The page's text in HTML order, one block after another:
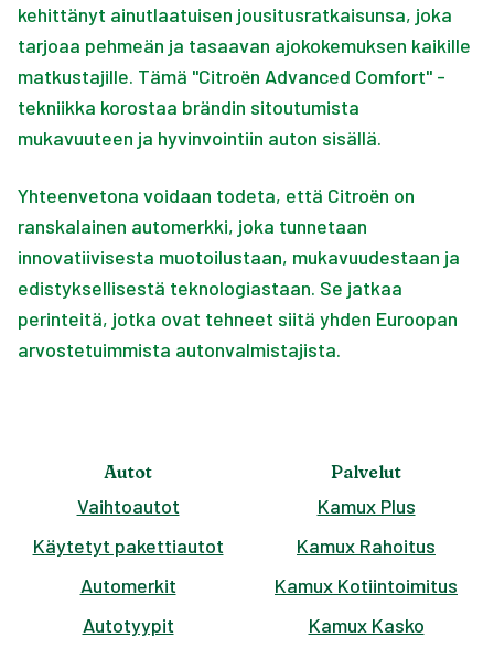
kehittänyt ainutlaatuisen jousitusratkaisunsa, joka
tarjoaa pehmeän ja tasaavan ajokokemuksen kaikille
matkustajille. Tämä "Citroën Advanced Comfort" -
tekniikka korostaa brändin sitoutumista
mukavuuteen ja hyvinvointiin auton sisällä.
Yhteenvetona voidaan todeta, että Citroën on
ranskalainen automerkki, joka tunnetaan
innovatiivisesta muotoilustaan, mukavuudestaan ja
edistyksellisestä teknologiastaan. Se jatkaa
perinteitä, jotka ovat tehneet siitä yhden Euroopan
arvostetuimmista autonvalmistajista.
Autot
Vaihtoautot
Käytetyt pakettiautot
Automerkit
Autotyypit
Palvelut
Kamux Plus
Kamux Rahoitus
Kamux Kotiintoimitus
Kamux Kasko